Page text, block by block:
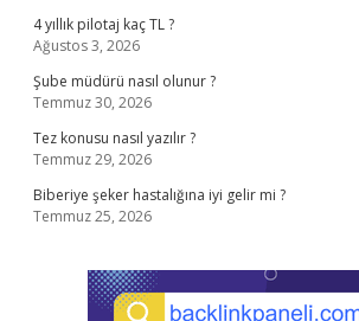
4 yıllık pilotaj kaç TL ?
Ağustos 3, 2026
Şube müdürü nasıl olunur ?
Temmuz 30, 2026
Tez konusu nasıl yazılır ?
Temmuz 29, 2026
Biberiye şeker hastalığına iyi gelir mi ?
Temmuz 25, 2026